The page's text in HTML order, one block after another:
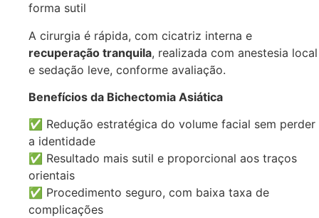
forma sutil
A cirurgia é rápida, com cicatriz interna e
recuperação tranquila, realizada com anestesia local
e sedação leve, conforme avaliação.
Benefícios da Bichectomia Asiática
✅ Redução estratégica do volume facial sem perder
a identidade
✅ Resultado mais sutil e proporcional aos traços
orientais
✅ Procedimento seguro, com baixa taxa de
complicações